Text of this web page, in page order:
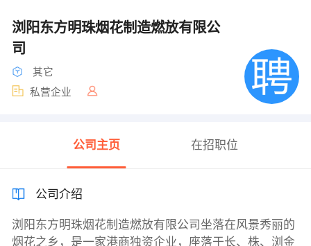
浏阳东方明珠烟花制造燃放有限公
司
其它
私营企业
公司主页 在招职位
公司介绍
浏阳东方明珠烟花制造燃放有限公司坐落在风景秀丽的
烟花之乡，是一家港商独资企业，座落于长、株、浏金